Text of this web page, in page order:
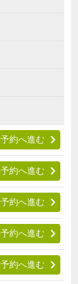
予約へ進む
予約へ進む
予約へ進む
予約へ進む
予約へ進む